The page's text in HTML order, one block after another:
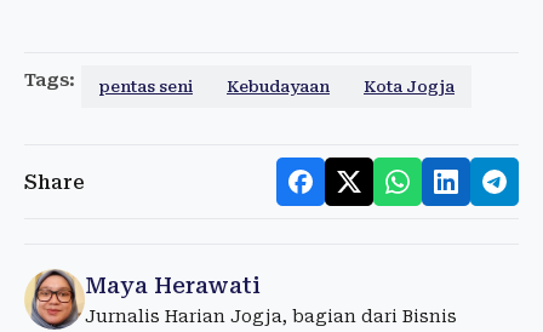
Tags: pentas seni Kebudayaan Kota Jogja
Share
Maya Herawati
Jurnalis Harian Jogja, bagian dari Bisnis